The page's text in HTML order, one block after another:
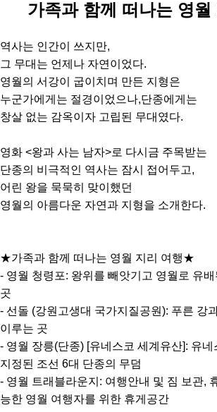
가족과 함께 떠나는 영월
역사는 인간이 쓰지만,
그 무대는 언제나 자연이었다.
영월의 서강이 굽이치며 만든 지형은
누군가에게는 절경이었으나,단종에게는
창살 없는 감옥이자 고립된 무대였다.
영화 <왕과 사는 남자>로 다시금 주목받는
단종의 비극적인 역사는 잠시 접어두고,
어린 왕을 묵묵히 맞이했던
영월의 아름다운 자연과 지형을 소개한다.
★가족과 함께 떠나는 영월 지리 여행★
- 영월 청령포: 왕위를 빼앗기고 영월로 유
곳
- 선돌 (강원고생대 국가지질공원): 푸른 강
이루는 곳
- 영월 장릉(단종) [유네스코 세계유산]: 유
지정된 조선 6대 단종의 무덤
- 영월 트래블라운지: 여행안내 및 짐 보관,
능한 영월 여행자를 위한 휴게공간